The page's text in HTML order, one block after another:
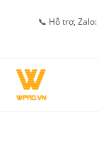
📞 Hỗ trợ,